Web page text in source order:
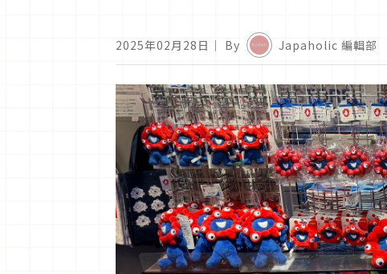
2025年02月28日 ｜ By Japaholic 編輯部